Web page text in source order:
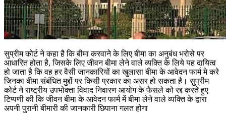
सुप्रीम कोर्ट ने कहा है कि बीमा करवाने के लिए बीमा का अनुबंध भरोसे पर
आधारित होता है, जिसके लिए जीवन बीमा लेने वाले व्यक्ति के लिये यह दायित्व
हो जाता है कि वह हर वैसी जानकारियों का खुलासा बीमा के आवेदन फार्म मे करे
जिनका बीमा संबंधित मुद्दों पर किसी प्रकार का असर हो सकता है। सुप्रीम
कोर्ट ने राष्ट्रीय उपभोक्ता विवाद निवारण आयोग के फैसले को रद्द करते हुए
टिप्पणी की कि जीवन बीमा के आवेदन फार्म में बीमा लेने वाले व्यक्ति के द्वारा
अपनी पुरानी बीमारी की जानकारी छिपाना गलत होगा